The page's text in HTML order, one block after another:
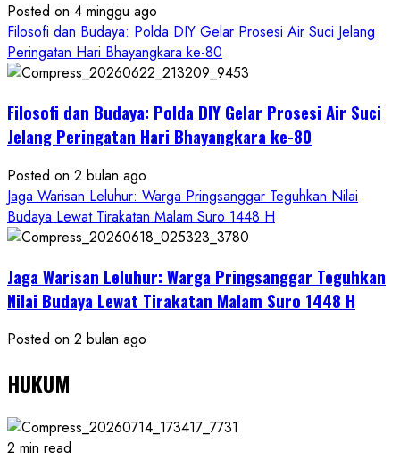
Posted on 4 minggu ago
Filosofi dan Budaya: Polda DIY Gelar Prosesi Air Suci Jelang
Peringatan Hari Bhayangkara ke-80
Filosofi dan Budaya: Polda DIY Gelar Prosesi Air Suci
Jelang Peringatan Hari Bhayangkara ke-80
Posted on 2 bulan ago
Jaga Warisan Leluhur: Warga Pringsanggar Teguhkan Nilai
Budaya Lewat Tirakatan Malam Suro 1448 H
Jaga Warisan Leluhur: Warga Pringsanggar Teguhkan
Nilai Budaya Lewat Tirakatan Malam Suro 1448 H
Posted on 2 bulan ago
HUKUM
2 min read